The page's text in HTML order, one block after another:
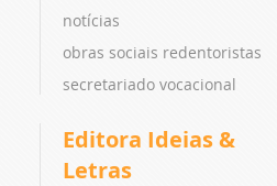
notícias
obras sociais redentoristas
secretariado vocacional
Editora Ideias &
Letras